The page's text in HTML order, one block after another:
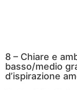
8 – Chiare e
basso/medio
d’ispirazione